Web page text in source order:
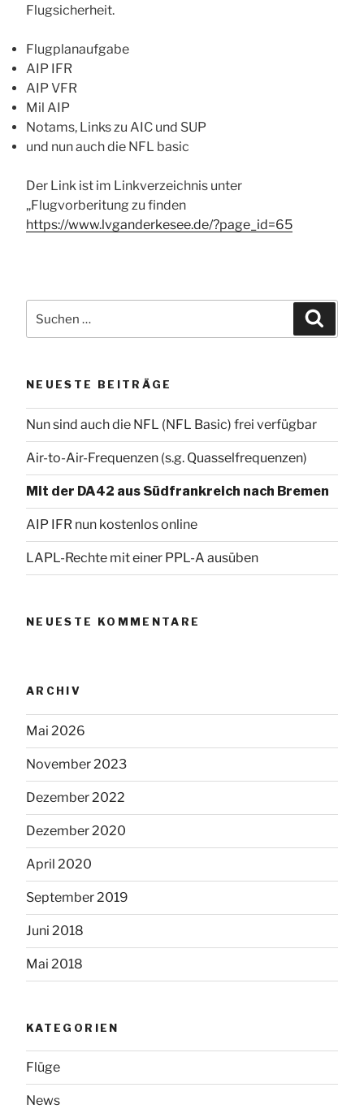
Flugsicherheit.
Flugplanaufgabe
AIP IFR
AIP VFR
Mil AIP
Notams, Links zu AIC und SUP
und nun auch die NFL basic
Der Link ist im Linkverzeichnis unter
„Flugvorberitung zu finden
https://www.lvganderkesee.de/?page_id=65
nach:
NEUESTE BEITRÄGE
Nun sind auch die NFL (NFL Basic) frei verfügbar
Air-to-Air-Frequenzen (s.g. Quasselfrequenzen)
Mit der DA42 aus Südfrankreich nach Bremen
AIP IFR nun kostenlos online
LAPL-Rechte mit einer PPL-A ausüben
NEUESTE KOMMENTARE
ARCHIV
Mai 2026
November 2023
Dezember 2022
Dezember 2020
April 2020
September 2019
Juni 2018
Mai 2018
KATEGORIEN
Flüge
News